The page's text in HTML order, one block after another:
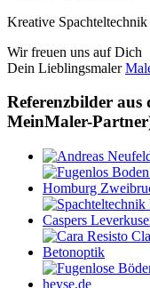
Kreative
Wir freuen uns auf Dich
Dein Lieblingsmaler
Referenzbilder aus
MeinMaler-